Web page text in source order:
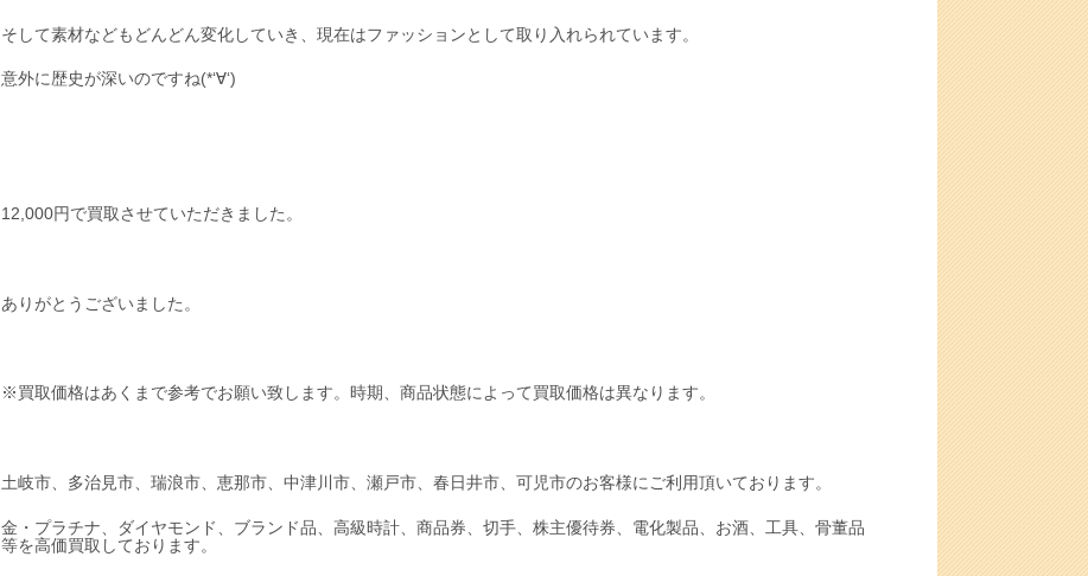
そして素材などもどんどん変化していき、現在はファッションとして取り入れられています。
意外に歴史が深いのですね(*‘∀‘)
12,000円で買取させていただきました。
ありがとうございました。
※買取価格はあくまで参考でお願い致します。時期、商品状態によって買取価格は異なります。
土岐市、多治見市、瑞浪市、恵那市、中津川市、瀬戸市、春日井市、可児市のお客様にご利用頂いております。
金・プラチナ、ダイヤモンド、ブランド品、高級時計、商品券、切手、株主優待券、電化製品、お酒、工具、骨董品
等を高価買取しております。